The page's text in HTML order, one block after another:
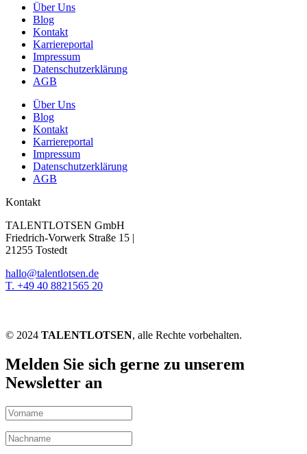
Über Uns
Blog
Kontakt
Karriereportal
Impressum
Datenschutzerklärung
AGB
Über Uns
Blog
Kontakt
Karriereportal
Impressum
Datenschutzerklärung
AGB
Kontakt
TALENTLOTSEN GmbH
Friedrich-Vorwerk Straße 15 |
21255 Tostedt
hallo@talentlotsen.de
T. +49 40 8821565 20
© 2024 TALENTLOTSEN, alle Rechte vorbehalten.
Melden Sie sich gerne zu unserem
Newsletter an